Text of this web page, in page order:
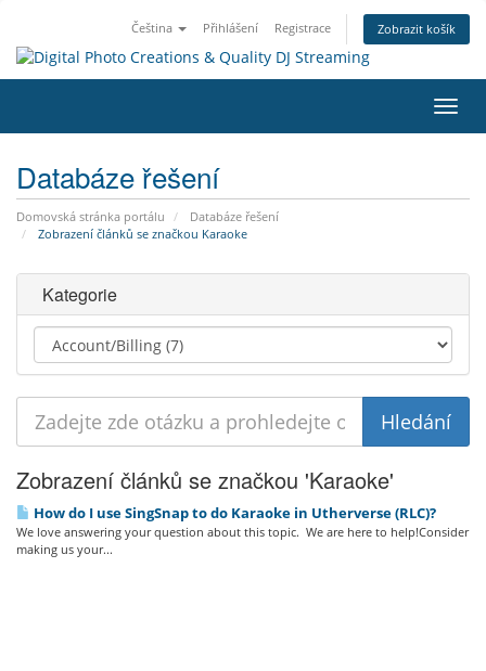
Čeština Přihlášení Registrace Zobrazit košík
Databáze řešení
Domovská stránka portálu
Databáze řešení
Zobrazení článků se značkou Karaoke
Kategorie
Zobrazení článků se značkou 'Karaoke'
How do I use SingSnap to do Karaoke in Utherverse (RLC)?
We love answering your question about this topic. We are here to help!Consider
making us your...